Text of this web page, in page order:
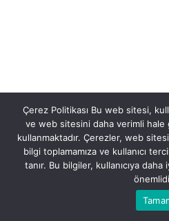
Çerez Politikası Bu web sitesi,
ve web sitesini daha verimli hale
kullanmaktadır. Çerezler, web
bilgi toplamamıza ve kullanıcı
tanır. Bu bilgiler, kullanıcıya